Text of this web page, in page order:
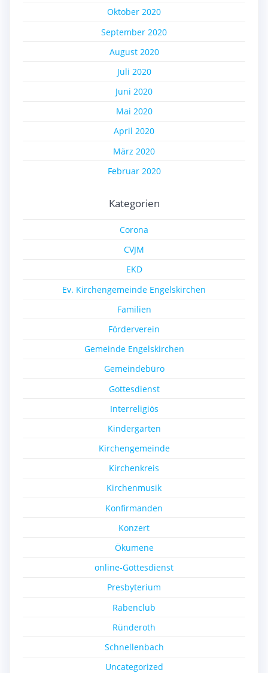
Oktober 2020
September 2020
August 2020
Juli 2020
Juni 2020
Mai 2020
April 2020
März 2020
Februar 2020
Kategorien
Corona
CVJM
EKD
Ev. Kirchengemeinde Engelskirchen
Familien
Förderverein
Gemeinde Engelskirchen
Gemeindebüro
Gottesdienst
Interreligiös
Kindergarten
Kirchengemeinde
Kirchenkreis
Kirchenmusik
Konfirmanden
Konzert
Ökumene
online-Gottesdienst
Presbyterium
Rabenclub
Ründeroth
Schnellenbach
Uncategorized